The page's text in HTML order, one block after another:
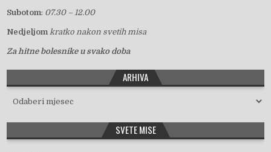
Subotom: 07.30 – 12.00
Nedjeljom kratko nakon svetih misa
Za hitne bolesnike u svako doba
ARHIVA
Arhiva
SVETE MISE